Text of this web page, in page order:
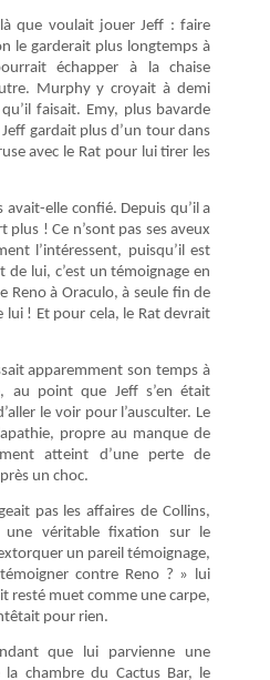
que voulait jouer Jeff : faire
le garderait plus longtemps à
échapper à la chaise
Murphy y croyait à demi
faisait. Emy, plus bavarde
gardait plus d’un tour dans
avec le Rat pour lui tirer les
avait-elle confié. Depuis qu’il a
plus ! Ce n’sont pas ses aveux
l’intéressent, puisqu’il est
lui, c’est un témoignage en
Reno à Oraculo, à seule fin de
! Et pour cela, le Rat devrait
apparemment son temps à
au point que Jeff s’en était
le voir pour l’ausculter. Le
propre au manque de
atteint d’une perte de
un choc.
pas les affaires de Collins,
véritable fixation sur le
un pareil témoignage,
contre Reno ? » lui
resté muet comme une carpe,
pour rien.
que lui parvienne une
chambre du Cactus Bar, le